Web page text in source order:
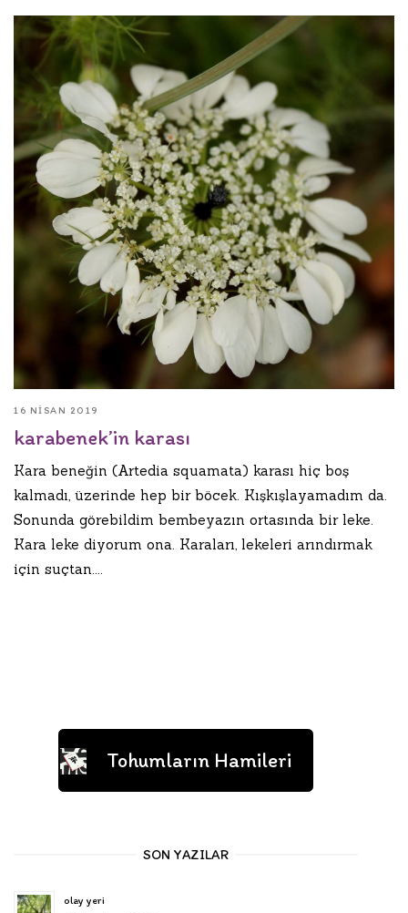
16 NISAN 2019
karabenek’in karası
Kara beneğin (Artedia squamata) karası hiç boş
kalmadı, üzerinde hep bir böcek. Kışkışlayamadım da.
Sonunda görebildim bembeyazın ortasında bir leke.
Kara leke diyorum ona. Karaları, lekeleri arındırmak
için suçtan....
Tohumların Hamileri
SON YAZILAR
olay yeri